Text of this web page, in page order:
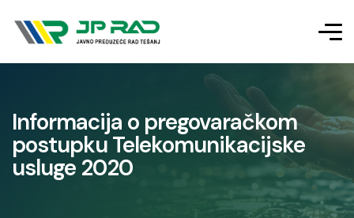
Informacija o pregovaračkom
postupku Telekomunikacijske
usluge 2020